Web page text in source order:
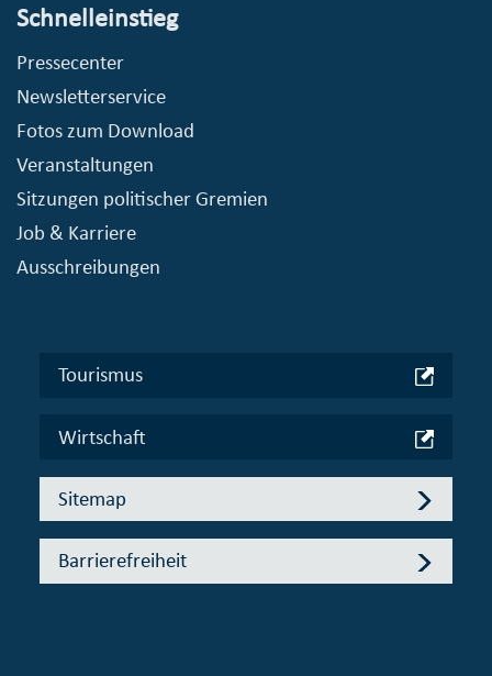
Schnelleinstieg
Pressecenter
Newsletterservice
Fotos zum Download
Veranstaltungen
Sitzungen politischer Gremien
Job & Karriere
Ausschreibungen
Tourismus
Wirtschaft
Sitemap
Barrierefreiheit